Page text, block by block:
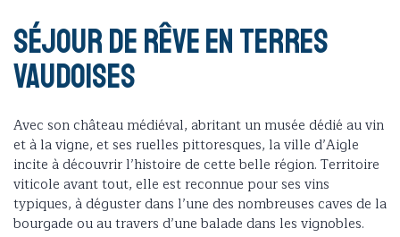
Séjour de rêve en terres
vaudoises
Avec son château médiéval, abritant un musée dédié au vin
et à la vigne, et ses ruelles pittoresques, la ville d’Aigle
incite à découvrir l’histoire de cette belle région. Territoire
viticole avant tout, elle est reconnue pour ses vins
typiques, à déguster dans l’une des nombreuses caves de la
bourgade ou au travers d’une balade dans les vignobles.